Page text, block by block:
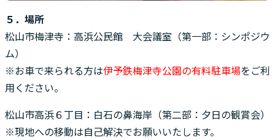
５．場所
松山市梅津寺：高浜公民館 大会議室（第一部：シンポジウ
ム）
※お車で来られる方は伊予鉄梅津寺公園の有料駐車場をご利
用ください。
松山市高浜６丁目：白石の鼻海岸（第二部：夕日の観賞会）
※現地への移動は自己解決でお願いいたします。